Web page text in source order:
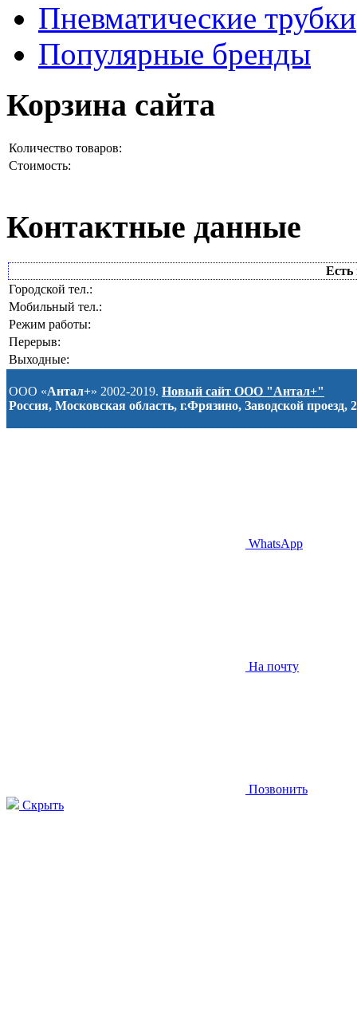
Пневматические трубки
Популярные бренды
Корзина сайта
Количество товаров:
Стоимость:
Контактные данные
Есть
Городской тел.:
Мобильный тел.:
Режим работы:
Перерыв:
Выходные:
ООО «Антал+» 2002-2019. Новый сайт ООО "Антал+"
Россия, Московская область, г.Фрязино, Заводской проезд, 2
WhatsApp
На почту
Позвонить
Скрыть